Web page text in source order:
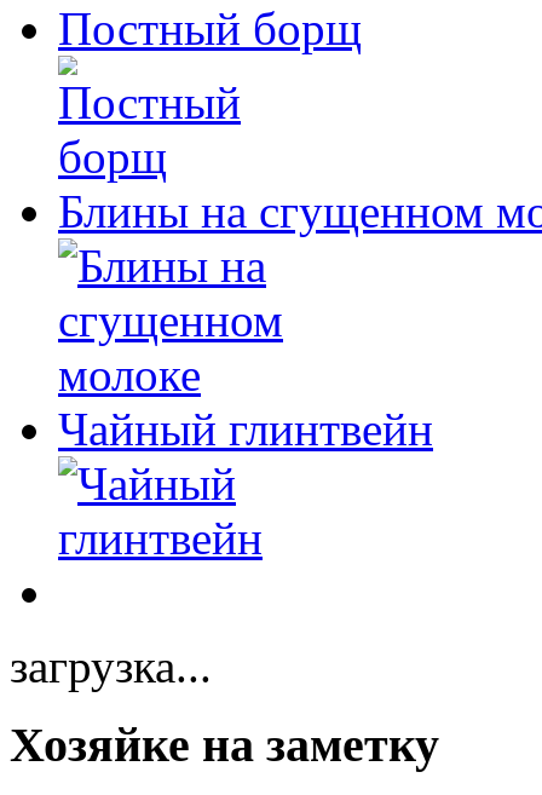
Постный борщ
Блины на сгущенном
Чайный глинтвейн
загрузка...
Хозяйке на заметку